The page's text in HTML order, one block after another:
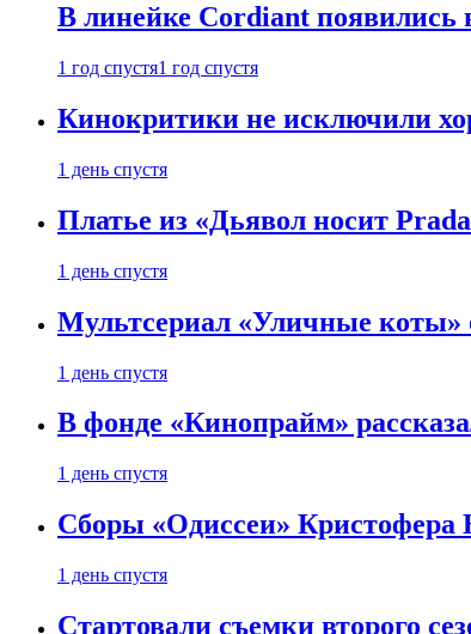
В линейке Cordiant
1 год спустя1 год спустя
Кинокритики не исключили
1 день спустя
Платье из «Дьявол носит
1 день спустя
Мультсериал «Уличные
1 день спустя
В фонде «Кинопрайм»
1 день спустя
Сборы «Одиссеи» Кристофера
1 день спустя
Стартовали съемки второго